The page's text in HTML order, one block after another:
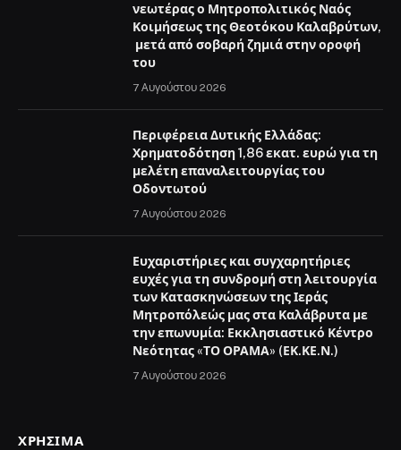
νεωτέρας ο Μητροπολιτικός Ναός
Κοιμήσεως της Θεοτόκου Καλαβρύτων,
μετά από σοβαρή ζημιά στην οροφή
του
7 Αυγούστου 2026
Περιφέρεια Δυτικής Ελλάδας:
Χρηματοδότηση 1,86 εκατ. ευρώ για τη
μελέτη επαναλειτουργίας του
Οδοντωτού
7 Αυγούστου 2026
Ευχαριστήριες και συγχαρητήριες
ευχές για τη συνδρομή στη λειτουργία
των Κατασκηνώσεων της Ιεράς
Μητροπόλεώς μας στα Καλάβρυτα με
την επωνυμία: Εκκλησιαστικό Κέντρο
Νεότητας «ΤΟ ΟΡΑΜΑ» (ΕΚ.ΚΕ.Ν.)
7 Αυγούστου 2026
ΧΡΉΣΙΜΑ